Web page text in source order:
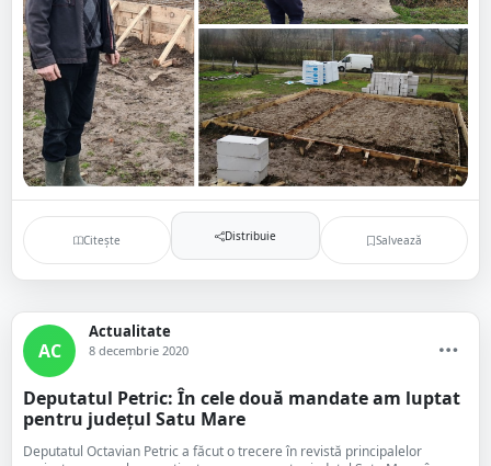
Citește Distribuie Salvează
AC
Actualitate
8 decembrie 2020
Deputatul Petric: În cele două mandate am luptat
pentru județul Satu Mare
Deputatul Octavian Petric a făcut o trecere în revistă principalelor